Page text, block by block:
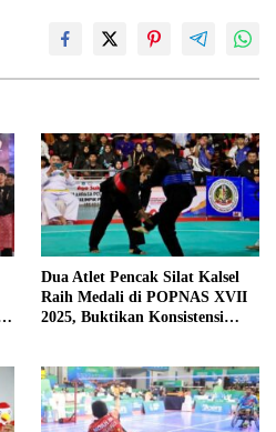
Dua Atlet Pencak Silat Kalsel
Raih Medali di POPNAS XVII
2025, Buktikan Konsistensi